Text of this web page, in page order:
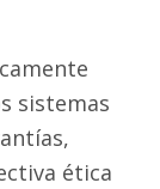
sistemas
ética